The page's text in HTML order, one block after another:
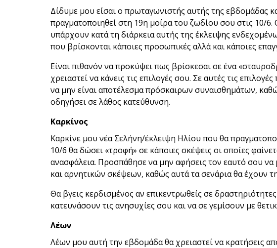
Δίδυμε μου είσαι ο πρωταγωνιστής αυτής της εβδομάδας
πραγματοποιηθεί στη 19η μοίρα του ζωδίου σου στις 10/6.
υπάρχουν κατά τη διάρκεια αυτής της έκλειψης
που βρίσκονται κάποιες προσωπικές αλλά και κάποιες
Είναι πιθανόν να προκύψει πως βρίσκεσαι σε ένα
χρειαστεί να κάνεις τις επιλογές σου. Σε αυτές τις
να μην είναι αποτέλεσμα πρόσκαιρων συναισθημάτων,
οδηγήσει σε λάθος κατεύθυνση.
Καρκίνος
Καρκίνε μου νέα Σελήνη/έκλειψη Ηλίου που θα
10/6 θα δώσει «τροφή» σε κάποιες σκέψεις οι οποίες
ανασφάλεια. Προσπάθησε να μην αφήσεις τον εαυτό σου
και αρνητικών σκέψεων, καθώς αυτά τα σενάρια θα έχουν
Θα βγεις κερδισμένος αν επικεντρωθείς σε
κατευνάσουν τις ανησυχίες σου και να σε γεμίσουν με
Λέων
Λέων μου αυτή την εβδομάδα θα χρειαστεί να κρατήσεις